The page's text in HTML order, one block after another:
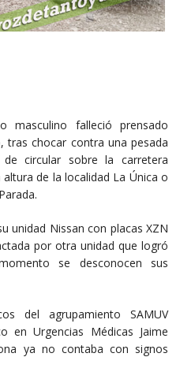
masculino falleció prensado
tras chocar contra una pesada
circular sobre la carretera
de la localidad La Única o
unidad Nissan con placas XZN
por otra unidad que logró
se desconocen sus
del agrupamiento SAMUV
en Urgencias Médicas Jaime
ya no contaba con signos